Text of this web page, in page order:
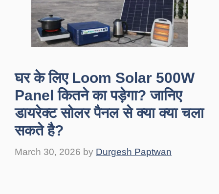
घर के लिए Loom Solar 500W
Panel कितने का पड़ेगा? जानिए
डायरेक्ट सोलर पैनल से क्या क्या चला
सकते है?
March 30, 2026 by Durgesh Paptwan